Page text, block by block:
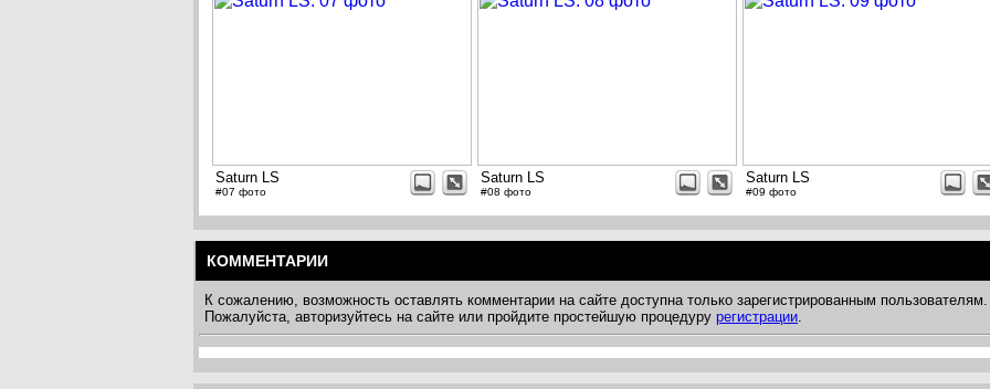
Saturn LS
#07 фото
Saturn LS
#08 фото
Saturn LS
#09 фото
КОММЕНТАРИИ
К сожалению, возможность оставлять комментарии на сайте доступна только зарегистрированным пользователям.
Пожалуйста, авторизуйтесь на сайте или пройдите простейшую процедуру регистрации.